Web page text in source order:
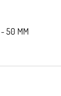
- 50 MM